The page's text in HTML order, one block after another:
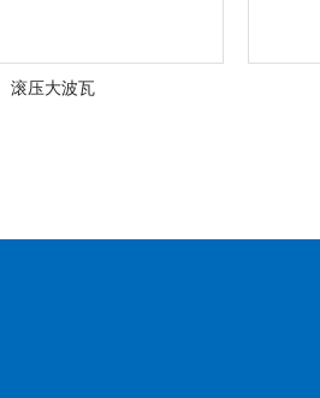
滚压大波瓦